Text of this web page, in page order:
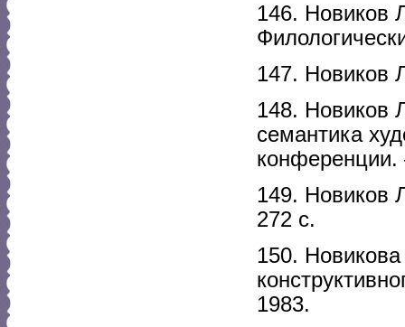
146. Новиков
147. Новиков
148. Новиков
семантика
149. Новиков
272 с.
150.
1983.